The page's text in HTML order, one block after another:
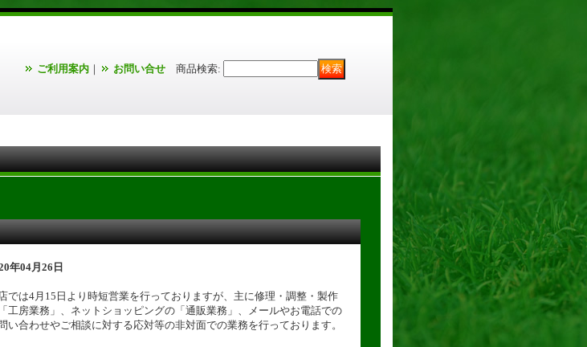
ご利用案内 ｜ お問い合せ 商品検索:
年04月26日
では4月15日より時短営業を行っておりますが、主に修理・調整・製作
工房業務」、ネットショッピングの「通販業務」、メールやお電話での
い合わせやご相談に対する応対等の非対面での業務を行っております。